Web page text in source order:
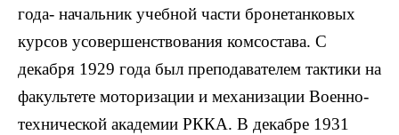
года- начальник учебной части бронетанковых
курсов усовершенствования комсостава. С
декабря 1929 года был преподавателем тактики на
факультете моторизации и механизации Военно-
технической академии РККА. В декабре 1931